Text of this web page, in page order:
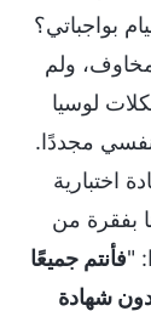
بواجباتي؟
ولم
لوسيا
مجددًا.
اختبارية
بفقرة من
"فأنتم جميعًا
شهادة